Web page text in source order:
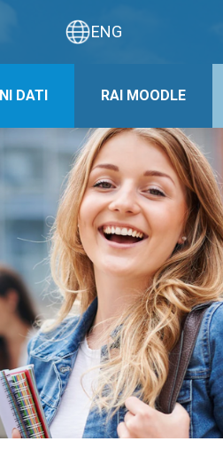
ENG
DATI RAI MOODLE